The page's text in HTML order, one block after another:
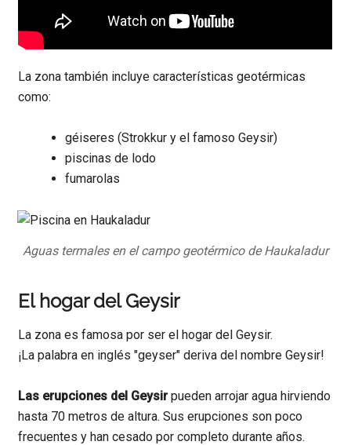
La zona también incluye características geotérmicas
como:
géiseres (Strokkur y el famoso Geysir)
piscinas de lodo
fumarolas
Aguas termales en el campo geotérmico de Haukaladur
El hogar del Geysir
La zona es famosa por ser el hogar del Geysir.
¡La palabra en inglés "geyser" deriva del nombre Geysir!
Las erupciones del Geysirpueden arrojar agua hirviendo
hasta 70 metros de altura. Sus erupciones son poco
frecuentes y han cesado por completo durante años.